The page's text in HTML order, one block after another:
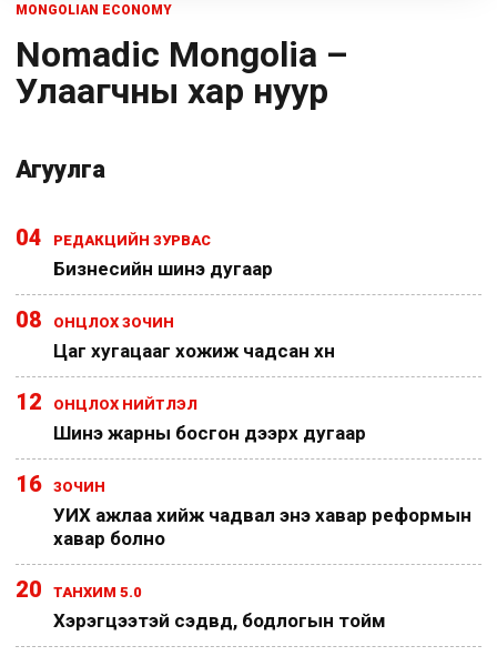
MONGOLIAN ECONOMY
Nomadic Mongolia –
Улаагчны хар нуур
Агуулга
04 РЕДАКЦИЙН ЗУРВАС
Бизнесийн шинэ дугаар
08 ОНЦЛОХ ЗОЧИН
Цаг хугацааг хожиж чадсан хүн
12 ОНЦЛОХ НИЙТЛЭЛ
Шинэ жарны босгон дээрх дугаар
16 ЗОЧИН
УИХ ажлаа хийж чадвал энэ хавар реформын
хавар болно
20 ТАНХИМ 5.0
Хэрэгцээтэй сэдвүүд, бодлогын тойм